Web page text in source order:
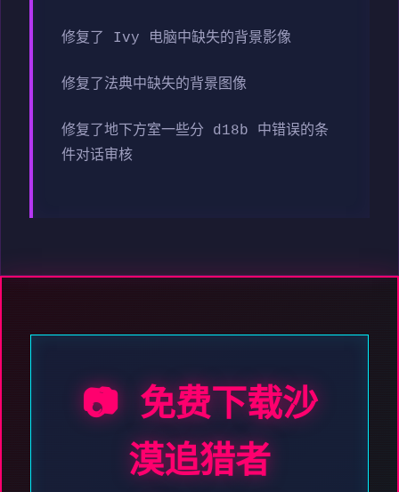
修复了 Ivy 电脑中缺失的背景影像
修复了法典中缺失的背景图像
修复了地下方室一些分 d18b 中错误的条
件对话审核
📷 免费下载沙
漠追猎者